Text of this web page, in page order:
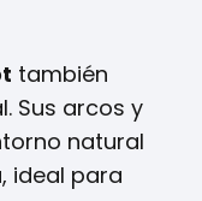
también
Sus arcos y
natural
ideal para